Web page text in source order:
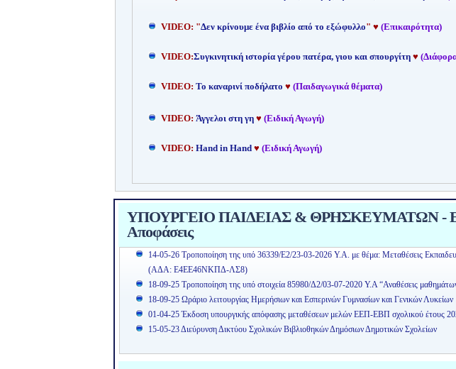
VIDEO: "Δεν κρίνουμε ένα βιβλίο από το εξώφυλλο" ♥ (Επικαιρότητα)
VIDEO:Συγκινητική ιστορία γέρου πατέρα, γιου και σπουργίτη ♥
VIDEO: Το καναρινί ποδήλατο ♥ (Παιδαγωγικά θέματα)
VIDEO: Άγγελοι στη γη ♥ (Ειδική Αγωγή)
VIDEO: Hand in Hand♥ (Ειδική Αγωγή)
ΥΠΟΥΡΓΕΙΟ ΠΑΙΔΕΙΑΣ & ΘΡΗΣΚΕΥΜΑΤΩΝ -
Αποφάσεις
14-05-26 Τροποποίηση της υπό 36339/Ε2/23-03-2026 Υ.Α. με θέμα: Μεταθέσεις
(ΑΔΑ: Ε4ΕΕ46ΝΚΠΔ-ΛΣ8)
18-09-25 Τροποποίηση της υπό στοιχεία 85980/Δ2/03-07-2020 Υ.Α “Αναθέσεις
18-09-25 Ωράριο λειτουργίας Ημερήσιων και Εσπερινών Γυμνασίων και Γενικών Λυκείων
01-04-25 Έκδοση υπουργικής απόφασης μεταθέσεων μελών ΕΕΠ-ΕΒΠ σχολικού έτους
15-05-23 Διεύρυνση Δικτύου Σχολικών Βιβλιοθηκών Δημόσιων Δημοτικών Σχολείων